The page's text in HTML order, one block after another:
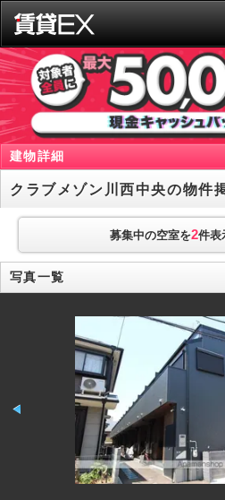
建物詳細
クラブメゾン川西中央の物件
募集中の空室を2件表
写真一覧